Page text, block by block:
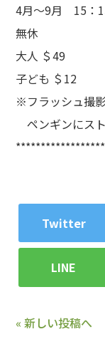
4月～9月 15：
無休
大人 ＄49
子ども ＄12
※フラッシュ撮
ペンギンにス
Twitter
LINE
« 新しい投稿へ